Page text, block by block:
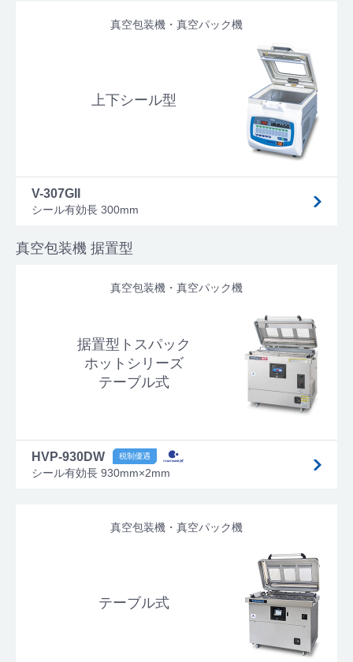
真空包装機・真空パック機
上下シール型
V-307GII
シール有効長 300mm
真空包装機 据置型
真空包装機・真空パック機
据置型トスパック
ホットシリーズ
テーブル式
HVP-930DW
シール有効長 930mm×2mm
真空包装機・真空パック機
テーブル式